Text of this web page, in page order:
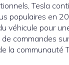
Tesla
populaires en
véhicule pour
commandes
la communauté